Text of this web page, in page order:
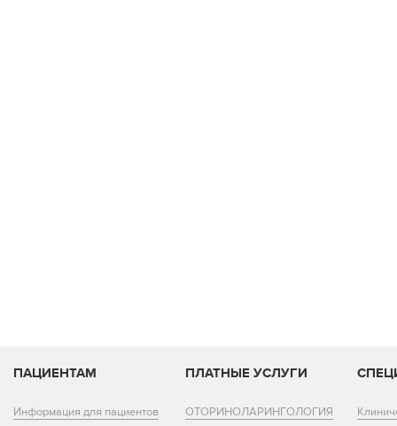
ПАЦИЕНТАМ
Информация для пациентов
ПЛАТНЫЕ УСЛУГИ
ОТОРИНОЛАРИНГОЛОГИЯ